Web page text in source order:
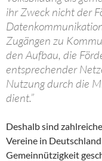
ihr Zweck nicht der
Zugängen zu
den Aufbau, die
entsprechender
Nutzung durch die
dient.”
Deshalb sind
Vereine in
Gemeinnützigkeit